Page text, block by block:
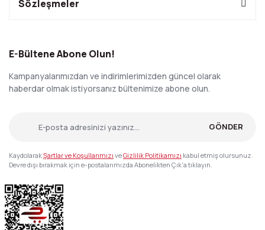
Sözleşmeler
E-Bültene Abone Olun!
Kampanyalarımızdan ve indirimlerimizden güncel olarak
haberdar olmak istiyorsanız bültenimize abone olun.
GÖNDER
KaydolarakŞartlar ve Koşullarımızı veGizlilik Politikamızı kabul etmiş olursunuz.
Devre dışı bırakmak için e-postalarımızda Abonelikten Çık'a tıklayın.